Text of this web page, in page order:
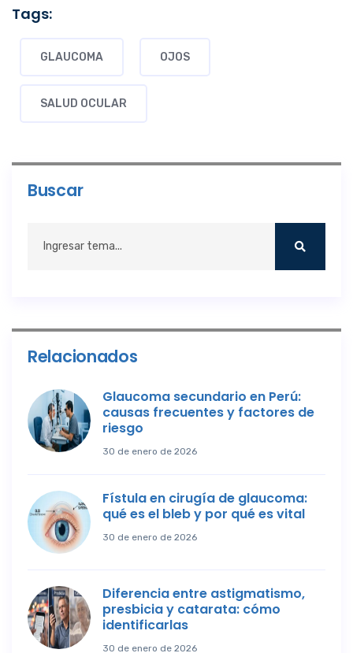
Tags:
GLAUCOMA OJOS
SALUD OCULAR
Buscar
Relacionados
Glaucoma secundario en Perú:
causas frecuentes y factores de
riesgo
30 de enero de 2026
Fístula en cirugía de glaucoma:
qué es el bleb y por qué es vital
30 de enero de 2026
Diferencia entre astigmatismo,
presbicia y catarata: cómo
identificarlas
30 de enero de 2026